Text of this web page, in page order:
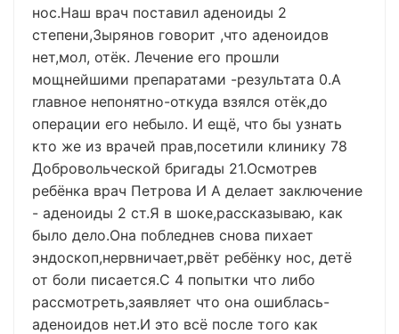
нос.Наш врач поставил аденоиды 2
степени,Зырянов говорит ,что аденоидов
нет,мол, отёк. Лечение его прошли
мощнейшими препаратами -результата 0.А
главное непонятно-откуда взялся отёк,до
операции его небыло. И ещё, что бы узнать
кто же из врачей прав,посетили клинику 78
Добровольческой бригады 21.Осмотрев
ребёнка врач Петрова И А делает заключение
- аденоиды 2 ст.Я в шоке,рассказываю, как
было дело.Она побледнев снова пихает
эндоскоп,нервничает,рвёт ребёнку нос, детё
от боли писается.С 4 попытки что либо
рассмотреть,заявляет что она ошиблась-
аденоидов нет.И это всё после того как